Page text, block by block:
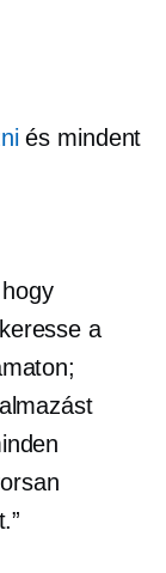
és mindent
a